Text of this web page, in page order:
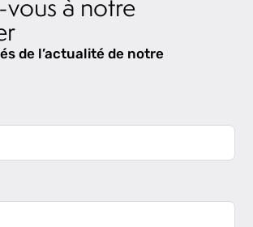
vous à notre
de l’actualité de notre